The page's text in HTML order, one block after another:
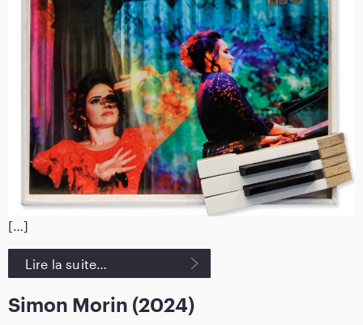
[…]
Lire la suite…
Simon Morin (2024)